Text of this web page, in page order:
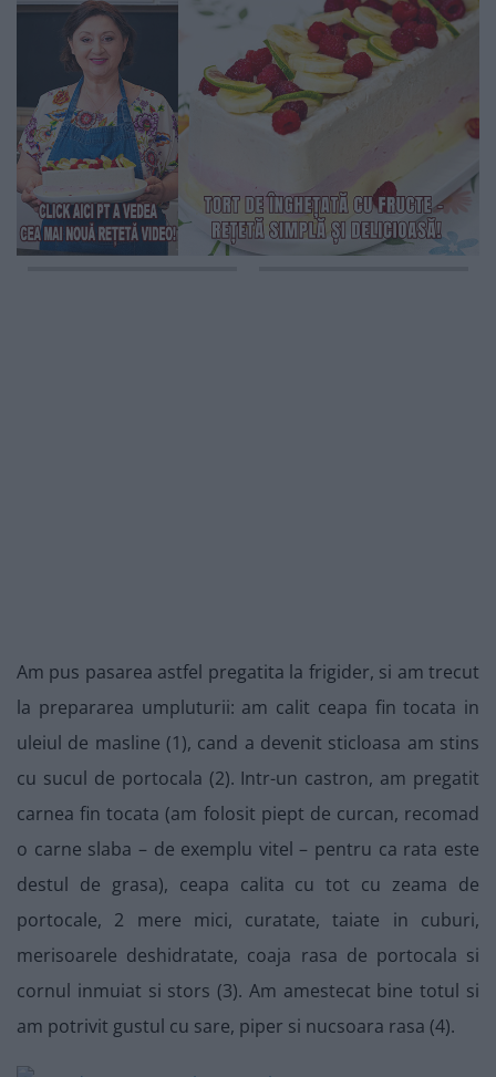
Am pus pasarea astfel pregatita la frigider, si am trecut
la prepararea umpluturii: am calit ceapa fin tocata in
uleiul de masline (1), cand a devenit sticloasa am stins
cu sucul de portocala (2). Intr-un castron, am pregatit
carnea fin tocata (am folosit piept de curcan, recomad
o carne slaba – de exemplu vitel – pentru ca rata este
destul de grasa), ceapa calita cu tot cu zeama de
portocale, 2 mere mici, curatate, taiate in cuburi,
merisoarele deshidratate, coaja rasa de portocala si
cornul inmuiat si stors (3). Am amestecat bine totul si
am potrivit gustul cu sare, piper si nucsoara rasa (4).